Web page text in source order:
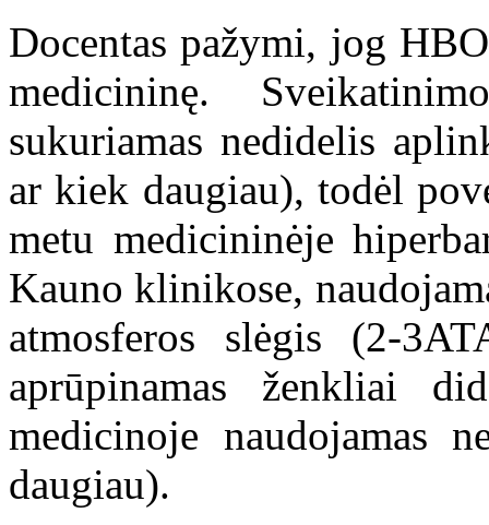
Docentas pažymi, jog
medicininę.
sukuriamas nedidelis
ar kiek daugiau), todėl
metu medicininėje
Kauno klinikose,
atmosferos slėgis (2-
aprūpinamas ženkliai
medicinoje naudojamas
daugiau).